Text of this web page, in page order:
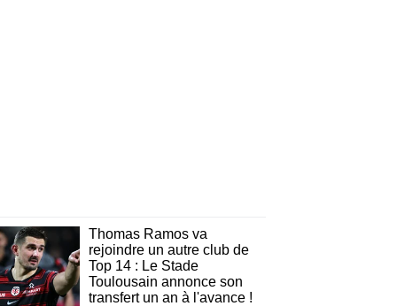
Thomas Ramos va
rejoindre un autre club de
Top 14 : Le Stade
Toulousain annonce son
transfert un an à l'avance !